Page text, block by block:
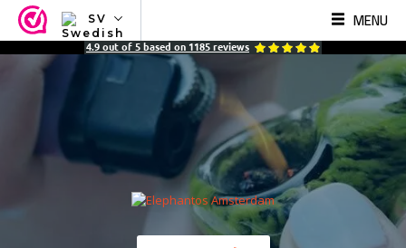
SV
NL
ES
MENU
4.9 out of 5 based on 1185 reviews